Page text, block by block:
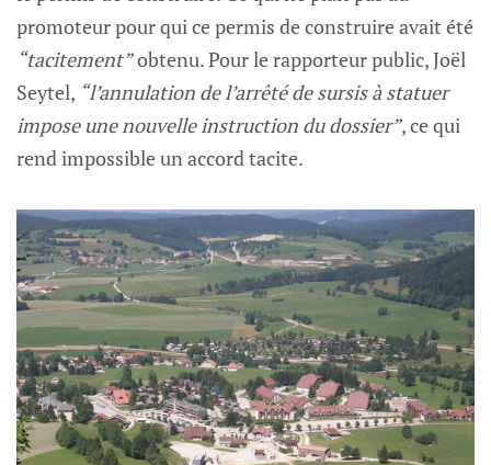
promoteur pour qui ce permis de construire avait été
“tacitement”obtenu. Pour le rapporteur public, Joël
Seytel, “l’annulation de l’arrêté de sursis à statuer
impose une nouvelle instruction du dossier”, ce qui
rend impossible un accord tacite.